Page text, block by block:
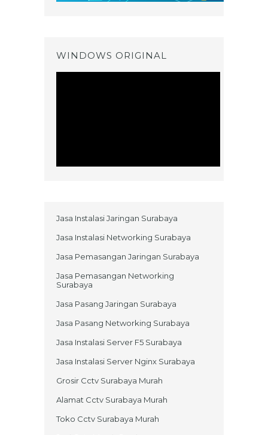
WINDOWS ORIGINAL
Jasa Instalasi Jaringan Surabaya
Jasa Instalasi Networking Surabaya
Jasa Pemasangan Jaringan Surabaya
Jasa Pemasangan Networking
Surabaya
Jasa Pasang Jaringan Surabaya
Jasa Pasang Networking Surabaya
Jasa Instalasi Server F5 Surabaya
Jasa Instalasi Server Nginx Surabaya
Grosir Cctv Surabaya Murah
Alamat Cctv Surabaya Murah
Toko Cctv Surabaya Murah